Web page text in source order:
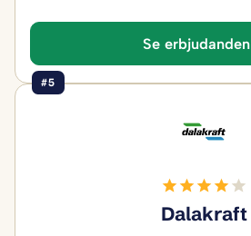
Se erbjudanden
#5
Dalakraft